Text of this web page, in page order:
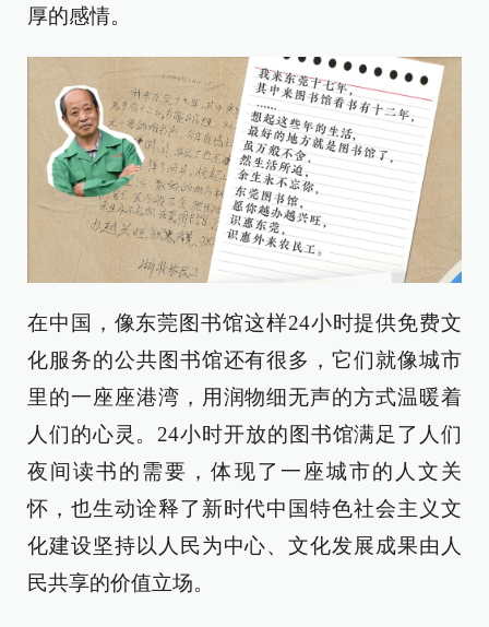
厚的感情。
在中国，像东莞图书馆这样24小时提供免费文
化服务的公共图书馆还有很多，它们就像城市
里的一座座港湾，用润物细无声的方式温暖着
人们的心灵。24小时开放的图书馆满足了人们
夜间读书的需要，体现了一座城市的人文关
怀，也生动诠释了新时代中国特色社会主义文
化建设坚持以人民为中心、文化发展成果由人
民共享的价值立场。